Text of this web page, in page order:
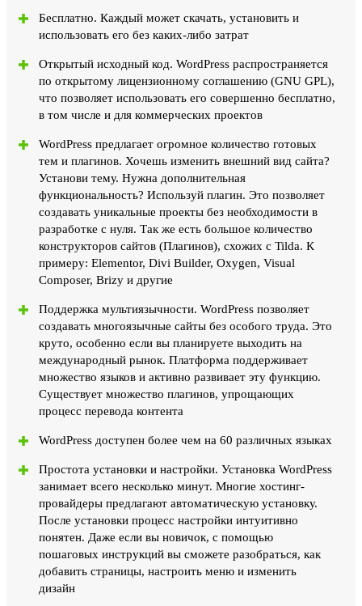
Бесплатно. Каждый может скачать, установить и
использовать его без каких-либо затрат
Открытый исходный код. WordPress распространяется
по открытому лицензионному соглашению (GNU GPL),
что позволяет использовать его совершенно бесплатно,
в том числе и для коммерческих проектов
WordPress предлагает огромное количество готовых
тем и плагинов. Хочешь изменить внешний вид сайта?
Установи тему. Нужна дополнительная
функциональность? Используй плагин. Это позволяет
создавать уникальные проекты без необходимости в
разработке с нуля. Так же есть большое количество
конструкторов сайтов (Плагинов), схожих с Tilda. К
примеру: Elementor, Divi Builder, Oxygen, Visual
Composer, Brizy и другие
Поддержка мультиязычности. WordPress позволяет
создавать многоязычные сайты без особого труда. Это
круто, особенно если вы планируете выходить на
международный рынок. Платформа поддерживает
множество языков и активно развивает эту функцию.
Существует множество плагинов, упрощающих
процесс перевода контента
WordPress доступен более чем на 60 различных языках
Простота установки и настройки. Установка WordPress
занимает всего несколько минут. Многие хостинг-
провайдеры предлагают автоматическую установку.
После установки процесс настройки интуитивно
понятен. Даже если вы новичок, с помощью
пошаговых инструкций вы сможете разобраться, как
добавить страницы, настроить меню и изменить
дизайн